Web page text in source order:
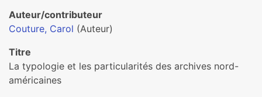
Auteur/contributeur
Couture, Carol (Auteur)
Titre
La typologie et les particularités des archives nord-
américaines